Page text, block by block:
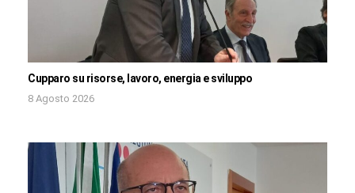
Cupparo su risorse, lavoro, energia e sviluppo
8 Agosto 2026